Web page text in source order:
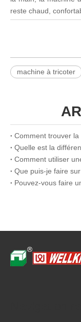
reste chaud,
machine à tricoter